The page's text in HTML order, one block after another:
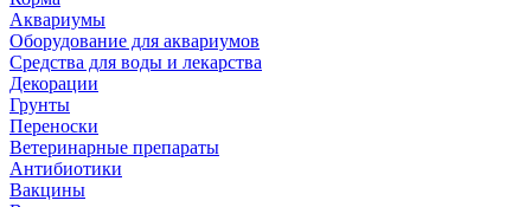
Аквариумы
Оборудование для аквариумов
Средства для воды и лекарства
Декорации
Грунты
Переноски
Ветеринарные препараты
Антибиотики
Вакцины